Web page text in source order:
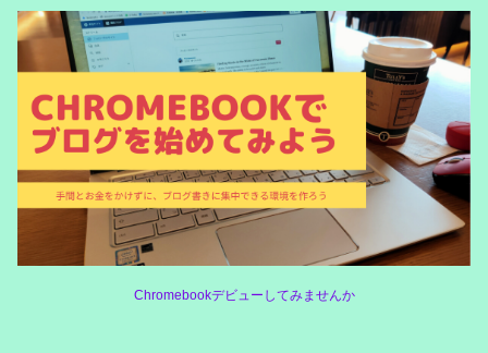
Chromebookデビューしてみませんか